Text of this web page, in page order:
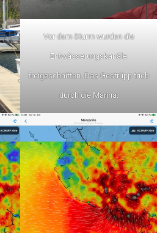
Vor dem Sturm wurden die
Entwässerungskanäle
freigeschnitten. Das Gestrüpp trieb
durch die Marina.